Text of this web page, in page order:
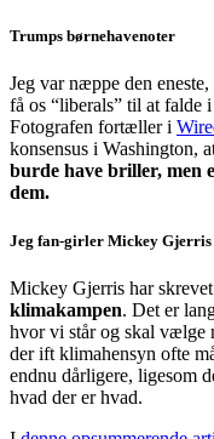
Trumps børnehavenoter
Jeg var næppe den
få os “liberals” til at falde
Fotografen fortæller i
konsensus i Washington,
burde have briller, men
dem.
Jeg fan-girler Mickey Gjerris
Mickey Gjerris har
klimakampen. Det er
hvor vi står og skal vælge
der ift klimahensyn ofte
endnu dårligere, ligesom
hvad der er hvad.